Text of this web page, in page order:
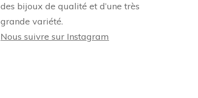
des bijoux de qualité et d’une très
grande variété.
Nous suivre sur Instagram